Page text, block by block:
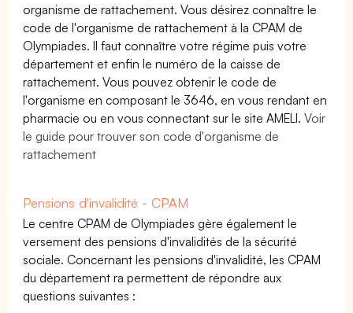
organisme de rattachement. Vous désirez connaître le
code de l'organisme de rattachement à la CPAM de
Olympiades. Il faut connaître votre régime puis votre
département et enfin le numéro de la caisse de
rattachement. Vous pouvez obtenir le code de
l'organisme en composant le 3646, en vous rendant en
pharmacie ou en vous connectant sur le site AMELI.Voir
le guide pour trouver son code d'organisme de
rattachement
Pensions d'invalidité - CPAM
Le centre CPAM de Olympiades gère également le
versement des pensions d'invalidités de la sécurité
sociale. Concernant les pensions d'invalidité, les CPAM
du département ra permettent de répondre aux
questions suivantes :